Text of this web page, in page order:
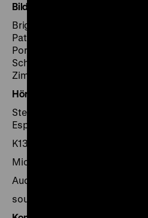
Bildung und Vermittlung
Brigitte Vogel-Janotta und
Patrick Helber, Nathanel Kuck,
Portele-Anyangbe, Andrea
Schimanowski, Martin
Zimmermann
Hörführung
Stephan Horn (Texte); Nina
Espiner, Dulcie Smart
K13, Kinomischung, Berlin
Michael Nagel (Wortregie)
Audioguide System
soundgarden audioguidance,